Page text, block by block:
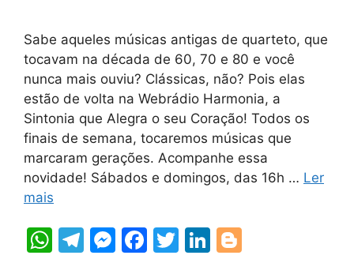
Sabe aqueles músicas antigas de quarteto, que
tocavam na década de 60, 70 e 80 e você
nunca mais ouviu? Clássicas, não? Pois elas
estão de volta na Webrádio Harmonia, a
Sintonia que Alegra o seu Coração! Todos os
finais de semana, tocaremos músicas que
marcaram gerações. Acompanhe essa
novidade! Sábados e domingos, das 16h … Ler
mais
W T
M F
T
Li